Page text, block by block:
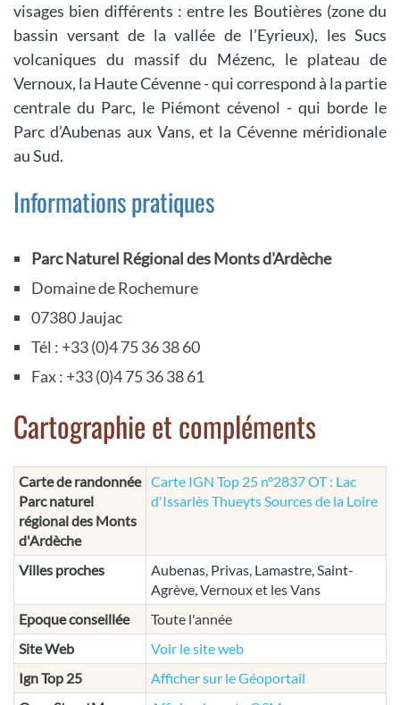
visages bien différents : entre les Boutières (zone du
bassin versant de la vallée de l’Eyrieux), les Sucs
volcaniques du massif du Mézenc, le plateau de
Vernoux, la Haute Cévenne - qui correspond à la partie
centrale du Parc, le Piémont cévenol - qui borde le
Parc d’Aubenas aux Vans, et la Cévenne méridionale
au Sud.
Informations pratiques
Parc Naturel Régional des Monts d'Ardèche
Domaine de Rochemure
07380 Jaujac
Tél : +33 (0)4 75 36 38 60
Fax : +33 (0)4 75 36 38 61
Cartographie et compléments
Carte de randonnée
Parc naturel
régional des Monts
d'Ardèche
Carte IGN Top 25 n°2837 OT : Lac
d'Issarlès Thueyts Sources de la Loire
Villes proches
Aubenas, Privas, Lamastre, Saint-
Agrève, Vernoux et les Vans
Epoque conseillée
Toute l'année
Site Web
Voir le site web
Ign Top 25
Afficher sur le Géoportail